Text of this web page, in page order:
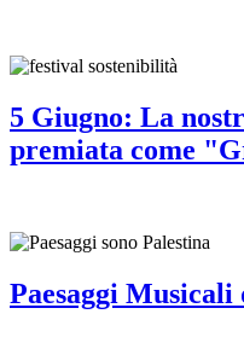
5 Giugno: La
premiata come
Paesaggi Musicali